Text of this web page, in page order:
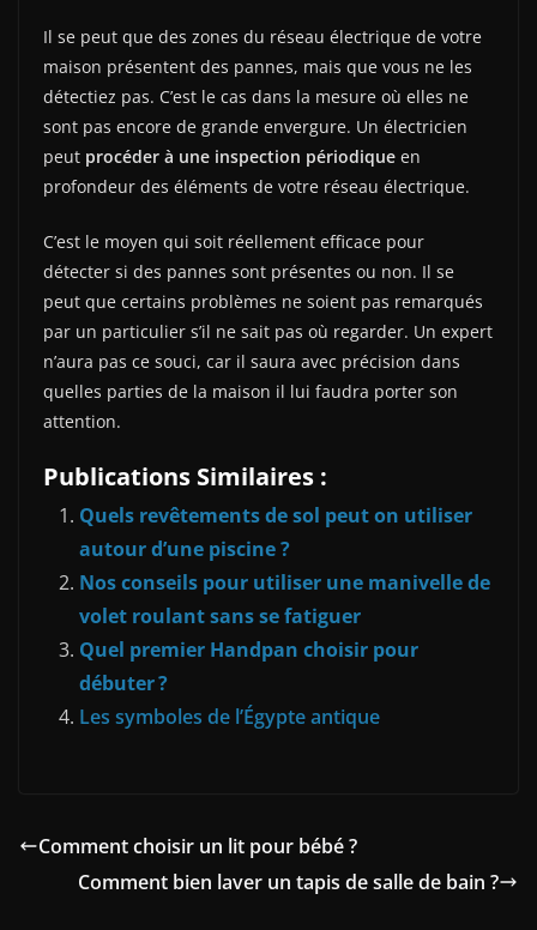
Il se peut que des zones du réseau électrique de votre
maison présentent des pannes, mais que vous ne les
détectiez pas. C’est le cas dans la mesure où elles ne
sont pas encore de grande envergure. Un électricien
peut procéder à une inspection périodique en
profondeur des éléments de votre réseau électrique.
C’est le moyen qui soit réellement efficace pour
détecter si des pannes sont présentes ou non. Il se
peut que certains problèmes ne soient pas remarqués
par un particulier s’il ne sait pas où regarder. Un expert
n’aura pas ce souci, car il saura avec précision dans
quelles parties de la maison il lui faudra porter son
attention.
Publications Similaires :
Quels revêtements de sol peut on utiliser
autour d’une piscine ?
Nos conseils pour utiliser une manivelle de
volet roulant sans se fatiguer
Quel premier Handpan choisir pour
débuter ?
Les symboles de l’Égypte antique
Comment choisir un lit pour bébé ?
Comment bien laver un tapis de salle de bain ?